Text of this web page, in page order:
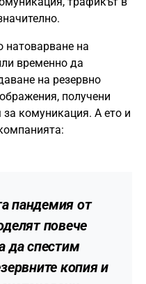
натоварване на
временно да
на резервно
получени
комуникация. А ето и
пандемия от
повече
да спестим
копия и